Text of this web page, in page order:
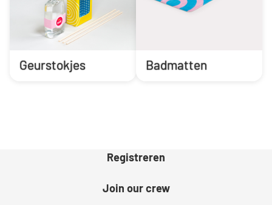
Geurstokjes Badmatten
Registreren
Join our crew